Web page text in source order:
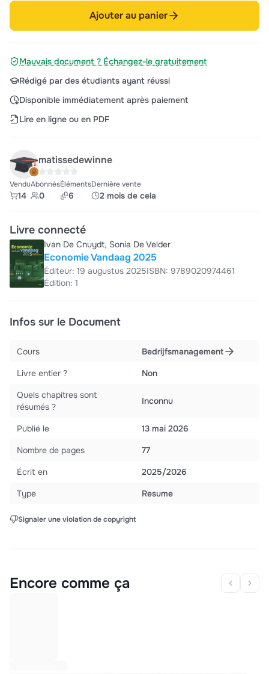
Ajouter au panier
Mauvais document ? Échangez-le gratuitement
Rédigé par des étudiants ayant réussi
Disponible immédiatement après paiement
Lire en ligne ou en PDF
matissedewinne
Vendu
14
Abonnés
0
Éléments
6
Dernière vente
2 mois de cela
Livre connecté
Ivan De Cnuydt, Sonia De Velder
Economie Vandaag 2025
Éditeur: 19 augustus 2025ISBN: 9789020974461
Édition: 1
Infos sur le Document
Cours
Bedrijfsmanagement
Livre entier ?
Non
Quels chapitres sont
résumés ?
Inconnu
Publié le
13 mai 2026
Nombre de pages
77
Écrit en
2025/2026
Type
Resume
Signaler une violation de copyright
Encore comme ça